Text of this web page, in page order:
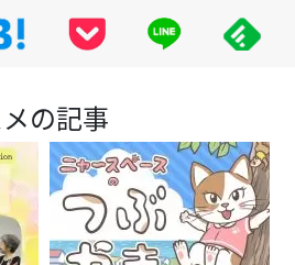
の記事